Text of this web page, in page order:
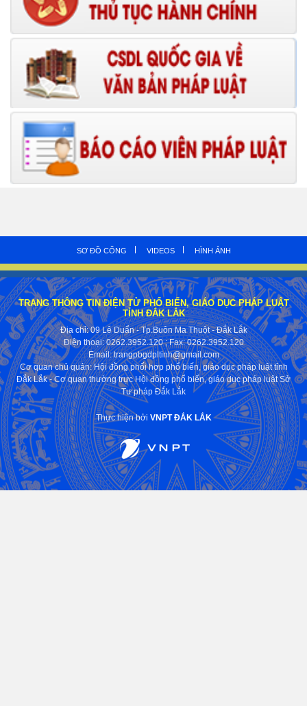
SƠ ĐỒ CỔNG VIDEOS HÌNH ẢNH
TRANG THÔNG TIN ĐIỆN TỬ PHỔ BIẾN, GIÁO DỤC PHÁP LUẬT
TỈNH ĐẮK LẮK
Địa chỉ: 09 Lê Duẩn - Tp.Buôn Ma Thuột - Đắk Lắk
Điện thoại: 0262.3952.120; Fax:0262.3952.120
Email: trangpbgdpltinh@gmail.com
Cơ quan chủ quản: Hội đồng phối hợp phổ biến, giáo dục pháp luật tỉnh
Đắk Lắk - Cơ quan thường trực Hội đồng phổ biến, giáo dục pháp luật Sở
Tư pháp Đắk Lắk
Thực hiện bởi VNPT ĐẮK LẮK